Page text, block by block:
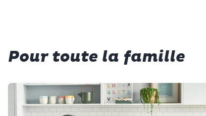
Pour toute la famille